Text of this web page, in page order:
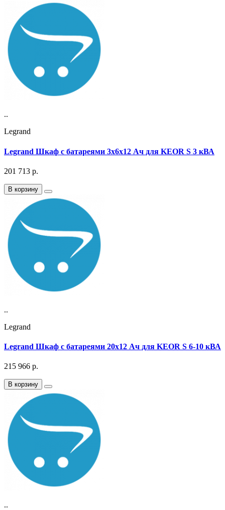
..
Legrand
Legrand Шкаф с батареями 3х6х12 Ач для KEOR S 3 кВА
201 713 р.
В корзину
..
Legrand
Legrand Шкаф с батареями 20х12 Ач для KEOR S 6-10 кВА
215 966 р.
В корзину
..